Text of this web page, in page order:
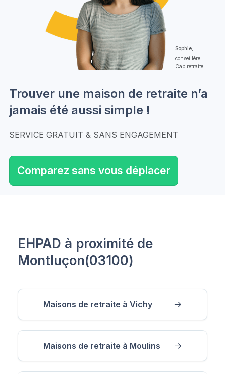
Sophie,
conseillère
Cap retraite
Trouver une maison de retraite n’a
jamais été aussi simple !
SERVICE GRATUIT & SANS ENGAGEMENT
Comparez sans vous déplacer
EHPAD à proximité de
Montluçon(03100)
Maisons de retraite à Vichy
Maisons de retraite à Moulins